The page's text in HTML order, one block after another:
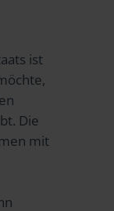
ist
Die
mit